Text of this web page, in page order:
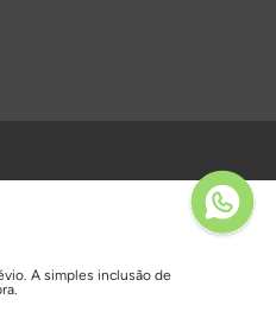
para Cubas
A simples inclusão de